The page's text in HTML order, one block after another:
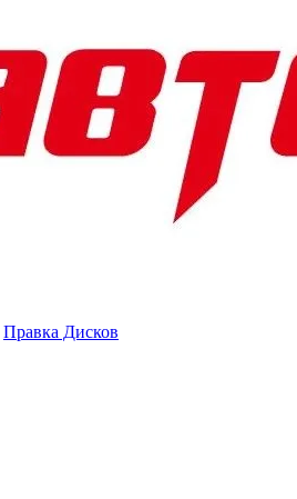
Правка Дисков